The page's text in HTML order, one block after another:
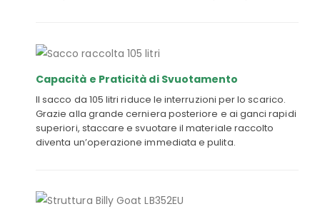
Capacità e Praticità di Svuotamento
Il sacco da 105 litri riduce le interruzioni per lo scarico.
Grazie alla grande cerniera posteriore e ai ganci rapidi
superiori, staccare e svuotare il materiale raccolto
diventa un’operazione immediata e pulita.